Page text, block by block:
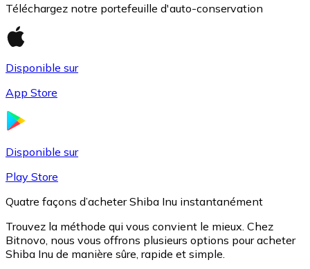
Téléchargez notre portefeuille d'auto-conservation
Disponible sur
App Store
Disponible sur
Play Store
Quatre façons d’acheter Shiba Inu instantanément
Trouvez la méthode qui vous convient le mieux. Chez
Bitnovo, nous vous offrons plusieurs options pour acheter
Shiba Inu de manière sûre, rapide et simple.